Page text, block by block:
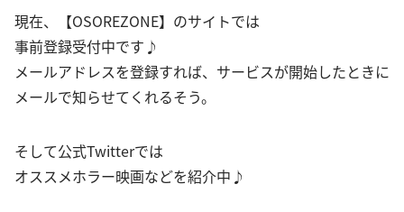
現在、【OSOREZONE】のサイトでは
事前登録受付中です♪
メールアドレスを登録すれば、サービスが開始したときに
メールで知らせてくれるそう。
そして公式Twitterでは
オススメホラー映画などを紹介中♪